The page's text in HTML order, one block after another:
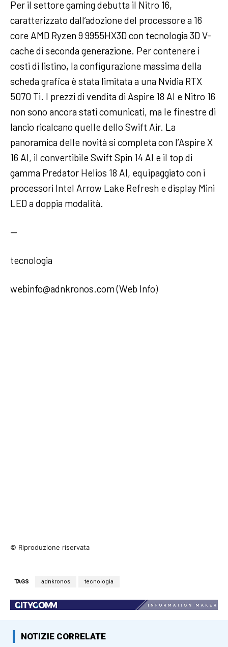
Per il settore gaming debutta il Nitro 16,
caratterizzato dall’adozione del processore a 16
core AMD Ryzen 9 9955HX3D con tecnologia 3D V-
cache di seconda generazione. Per contenere i
costi di listino, la configurazione massima della
scheda grafica è stata limitata a una Nvidia RTX
5070 Ti. I prezzi di vendita di Aspire 18 AI e Nitro 16
non sono ancora stati comunicati, ma le finestre di
lancio ricalcano quelle dello Swift Air. La
panoramica delle novità si completa con l’Aspire X
16 AI, il convertibile Swift Spin 14 AI e il top di
gamma Predator Helios 18 AI, equipaggiato con i
processori Intel Arrow Lake Refresh e display Mini
LED a doppia modalità.
—
tecnologia
webinfo@adnkronos.com (Web Info)
© Riproduzione riservata
TAGS adnkronos tecnologia
NOTIZIE CORRELATE